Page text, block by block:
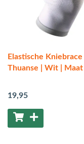
Elastische Kniebrace |
Thuanse | Wit | Maat
19,95